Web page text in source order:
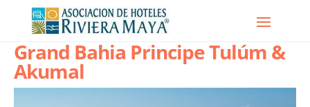
Grand Bahia Principe Tulúm &
Akumal